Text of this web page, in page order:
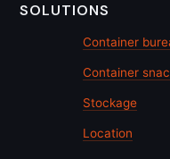
SOLUTIONS
Container
Container
Stockage
Location